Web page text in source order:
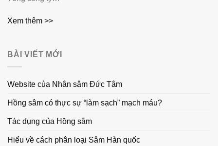
Xem thêm >>
BÀI VIẾT MỚI
Website của Nhân sâm Đức Tâm
Hồng sâm có thực sự “làm sạch” mạch máu?
Tác dụng của Hồng sâm
Hiểu về cách phân loại Sâm Hàn quốc